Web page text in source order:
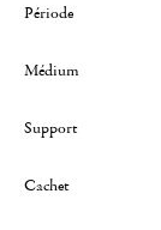
Période
Médium
Support
Cachet